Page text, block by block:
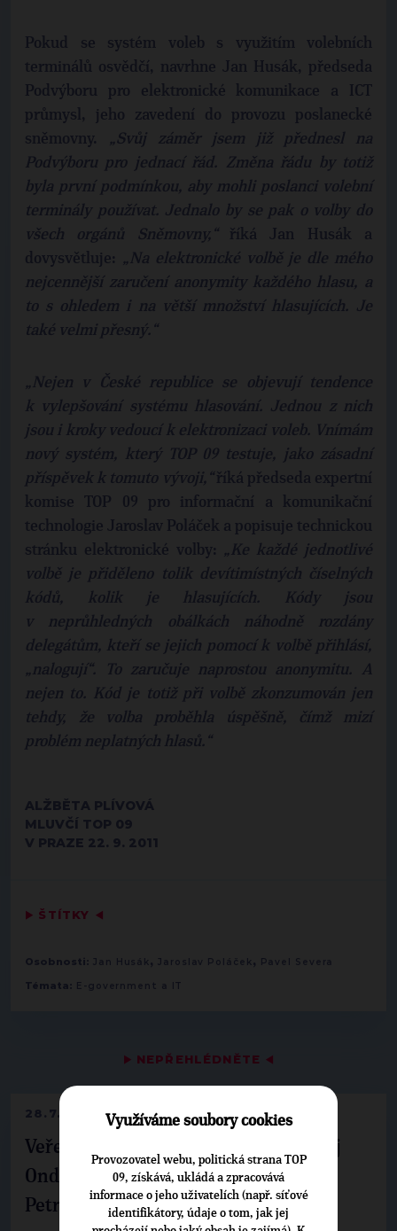
▶ NEPŘEHLÉDNĚTE ◀
28.7.2026
Veřejné finance, euro i školství. Matěj
Ondřej Havel jednal s prezidentem
Petrem Pavlem
Pokud se systém voleb s využitím volebních
terminálů osvědčí, navrhne Jan Husák, předseda
Podvýboru pro elektronické komunikace a ICT
průmysl, jeho zavedení do provozu poslanecké
sněmovny.
„Svůj záměr jsem již přednesl na
Podvýboru pro jednací řád. Změna řádu by totiž
byla první podmínkou, aby mohli poslanci volební
terminály používat. Jednalo by se pak o volby do
všech orgánů Sněmovny,“říká Jan Husák a
dovysvětluje:
„Na elektronické volbě je dle mého
nejcennější zaručení anonymity každého hlasu, a
to s ohledem i na větší množství hlasujících. Je
také velmi přesný.“
„Nejen v České republice se objevují tendence
k vylepšování systému hlasování. Jednou z nich
jsou i kroky vedoucí k elektronizaci voleb. Vnímám
nový systém, který TOP 09 testuje, jako zásadní
příspěvek k tomuto vývoji,“říká předseda expertní
komise TOP 09 pro informační a komunikační
technologie Jaroslav Poláček a popisuje technickou
stránku elektronické volby: „Ke každé jednotlivé
volbě je přiděleno tolik devítimístných číselných
kódů, kolik je hlasujících. Kódy jsou
v neprůhledných obálkách náhodně rozdány
delegátům, kteří se jejich pomocí k volbě přihlásí,
„nalogují“. To zaručuje naprostou anonymitu. A
nejen to. Kód je totiž při volbě zkonzumován jen
tehdy, že volba proběhla úspěšně, čímž mizí
problém neplatných hlasů.“
ALŽBĚTA PLÍVOVÁ
MLUVČÍ TOP 09
V PRAZE 22. 9. 2011
▶ ŠTÍTKY ◀
Osobnosti: Jan Husák , Jaroslav Poláček , Pavel Severa
Témata: E-government a IT
Využíváme soubory cookies
Provozovatel webu, politická strana TOP
09, získává, ukládá a zpracovává
informace o jeho uživatelích (např. síťové
identifikátory, údaje o tom, jak jej